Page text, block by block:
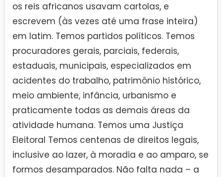
os reis africanos usavam cartolas, e
escrevem (às vezes até uma frase inteira)
em latim. Temos partidos políticos. Temos
procuradores gerais, parciais, federais,
estaduais, municipais, especializados em
acidentes do trabalho, patrimônio histórico,
meio ambiente, infância, urbanismo e
praticamente todas as demais áreas da
atividade humana. Temos uma Justiça
Eleitoral Temos centenas de direitos legais,
inclusive ao lazer, à moradia e ao amparo, se
formos desamparados. Não falta nada – a